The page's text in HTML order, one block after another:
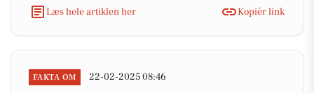
Læs hele artiklen her
Kopiér link
FAKTA OM 22-02-2025 08:46